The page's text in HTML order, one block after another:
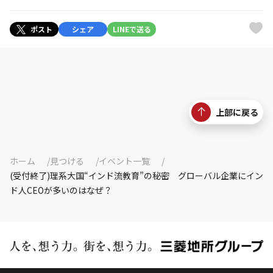
ポスト シェア LINEで送る
上部に戻る
ホーム 見つける
イベント一覧
(受付終了)理系大国“インド流教育”の秘密 グローバル企業にイン
ド人CEOが多いのはなぜ？